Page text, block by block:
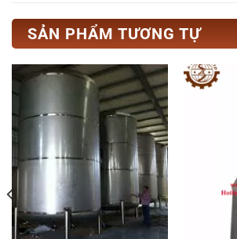
SẢN PHẨM TƯƠNG TỰ